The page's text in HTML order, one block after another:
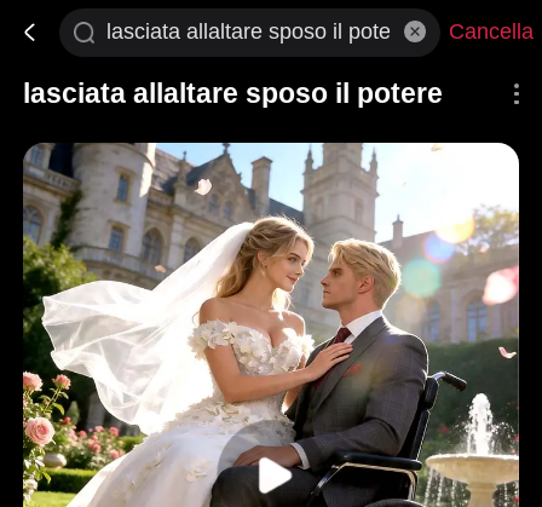
Cancella
lasciata allaltare sposo il potere